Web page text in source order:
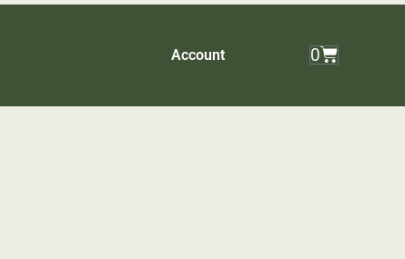
Account 0